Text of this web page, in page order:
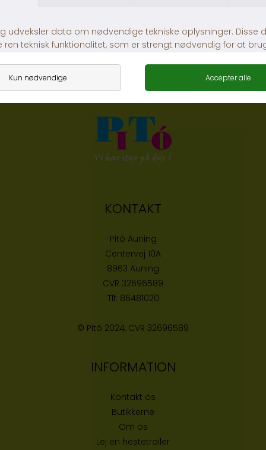
KONTAKT
Pitó Auning
Centervej 10A
8963 Auning
CVR 32696589
Tlf: 86481020
© Pitó 2024, CVR 32696589
INFORMATION
Kontakt os
Butikkerne
Om os
Lej en hestetrailer